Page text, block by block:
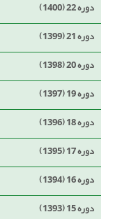
دوره 22 (1400)
دوره 21 (1399)
دوره 20 (1398)
دوره 19 (1397)
دوره 18 (1396)
دوره 17 (1395)
دوره 16 (1394)
دوره 15 (1393)